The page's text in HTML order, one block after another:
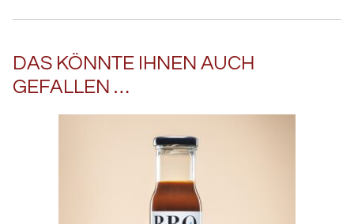
DAS KÖNNTE IHNEN AUCH
GEFALLEN …